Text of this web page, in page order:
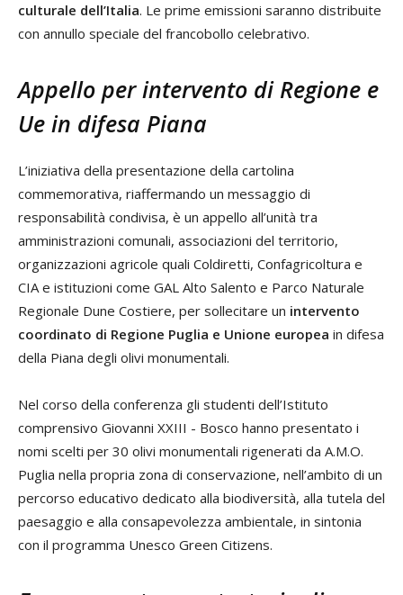
culturale dell’Italia. Le prime emissioni saranno distribuite
con annullo speciale del francobollo celebrativo.
Appello per intervento di Regione e
Ue in difesa Piana
L’iniziativa della presentazione della cartolina
commemorativa, riaffermando un messaggio di
responsabilità condivisa, è un appello all’unità tra
amministrazioni comunali, associazioni del territorio,
organizzazioni agricole quali Coldiretti, Confagricoltura e
CIA e istituzioni come GAL Alto Salento e Parco Naturale
Regionale Dune Costiere, per sollecitare un intervento
coordinato di Regione Puglia e Unione europea in difesa
della Piana degli olivi monumentali.
Nel corso della conferenza gli studenti dell’Istituto
comprensivo Giovanni XXIII - Bosco hanno presentato i
nomi scelti per 30 olivi monumentali rigenerati da A.M.O.
Puglia nella propria zona di conservazione, nell’ambito di un
percorso educativo dedicato alla biodiversità, alla tutela del
paesaggio e alla consapevolezza ambientale, in sintonia
con il programma Unesco Green Citizens.